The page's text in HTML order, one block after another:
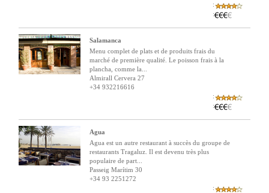
:
:
Salamanca
Menu complet de plats et de produits frais du
marché de première qualité. Le poisson frais à la
plancha, comme la...
Almirall Cervera 27
+34 932216616
:
:
Agua
Agua est un autre restaurant à succès du groupe de
restaurants Tragaluz. Il est devenu très plus
populaire de part...
Passeig Marítim 30
+34 93 2251272
: